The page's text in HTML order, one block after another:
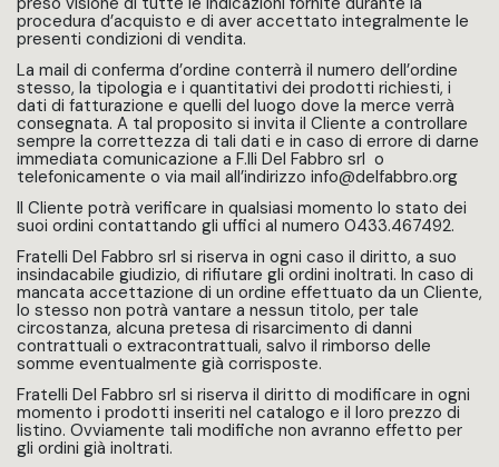
procedura d’acquisto e di aver accettato integralmente le
presenti condizioni di vendita.
La mail di conferma d’ordine conterrà il numero dell’ordine
stesso, la tipologia e i quantitativi dei prodotti richiesti, i
dati di fatturazione e quelli del luogo dove la merce verrà
consegnata. A tal proposito si invita il Cliente a controllare
sempre la correttezza di tali dati e in caso di errore di darne
immediata comunicazione a F.lli Del Fabbro srl o
telefonicamente o via mail all’indirizzo info@delfabbro.org
Il Cliente potrà verificare in qualsiasi momento lo stato dei
suoi ordini contattando gli uffici al numero 0433.467492.
Fratelli Del Fabbro srl si riserva in ogni caso il diritto, a suo
insindacabile giudizio, di rifiutare gli ordini inoltrati. In caso di
mancata accettazione di un ordine effettuato da un Cliente,
lo stesso non potrà vantare a nessun titolo, per tale
circostanza, alcuna pretesa di risarcimento di danni
contrattuali o extracontrattuali, salvo il rimborso delle
somme eventualmente già corrisposte.
Fratelli Del Fabbro srl si riserva il diritto di modificare in ogni
momento i prodotti inseriti nel catalogo e il loro prezzo di
listino. Ovviamente tali modifiche non avranno effetto per
gli ordini già inoltrati.